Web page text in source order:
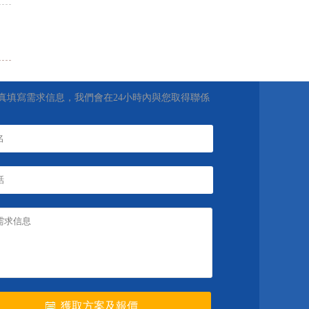
填寫需求信息，我們會在24小時內與您取得聯係